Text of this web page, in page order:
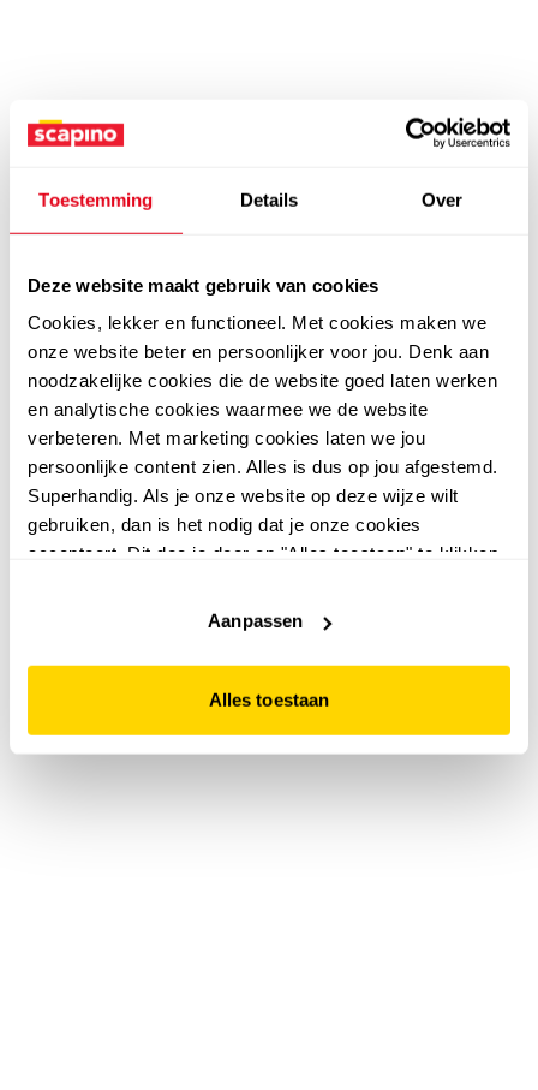
Toestemming Details Over
Deze website maakt gebruik van cookies
Cookies, lekker en functioneel. Met cookies maken we
onze website beter en persoonlijker voor jou. Denk aan
noodzakelijke cookies die de website goed laten werken
en analytische cookies waarmee we de website
verbeteren. Met marketing cookies laten we jou
persoonlijke content zien. Alles is dus op jou afgestemd.
Superhandig. Als je onze website op deze wijze wilt
gebruiken, dan is het nodig dat je onze cookies
accepteert. Dit doe je door op "Alles toestaan" te klikken.
website niet optimaal functioneert.
Aanpassen
Alles toestaan